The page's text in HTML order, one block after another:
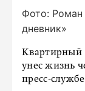
Фото: Роман
дневник»
Квартирный
унес жизнь
пресс-